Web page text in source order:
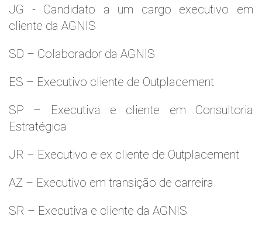
JG - Candidato a um cargo executivo em
cliente da AGNIS
SD – Colaborador da AGNIS
ES – Executivo cliente de Outplacement
SP – Executiva e cliente em Consultoria
Estratégica
JR – Executivo e ex cliente de Outplacement
AZ – Executivo em transição de carreira
SR – Executiva e cliente da AGNIS